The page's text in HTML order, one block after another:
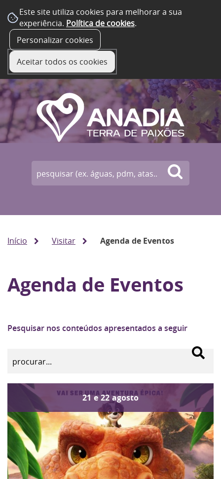
Este site utiliza cookies para melhorar a sua
experiência. Política de cookies.
Personalizar cookies
Aceitar todos os cookies
Início Visitar Agenda de Eventos
Agenda de Eventos
Pesquisar nos conteúdos apresentados a seguir
21 e 22 agosto